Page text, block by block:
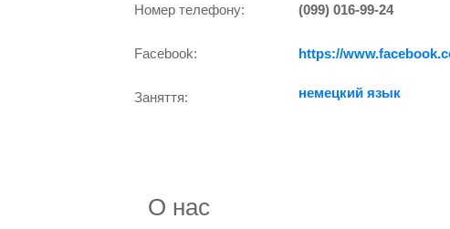
Номер телефону: (099) 016-99-24
Facebook: https://
Заняття: немецкий язык
О нас